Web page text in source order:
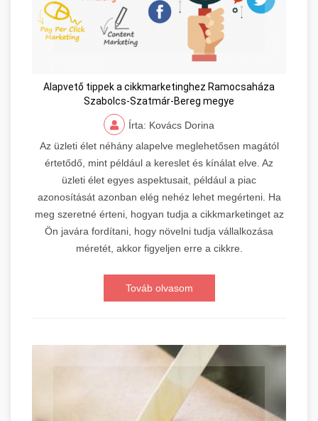
Alapvető tippek a cikkmarketinghez Ramocsaháza
Szabolcs-Szatmár-Bereg megye
Írta: Kovács Dorina
Az üzleti élet néhány alapelve meglehetősen magától
értetődő, mint például a kereslet és kínálat elve. Az
üzleti élet egyes aspektusait, például a piac
azonosítását azonban elég nehéz lehet megérteni. Ha
meg szeretné érteni, hogyan tudja a cikkmarketinget az
Ön javára fordítani, hogy növelni tudja vállalkozása
méretét, akkor figyeljen erre a cikkre.
Továb olvasom